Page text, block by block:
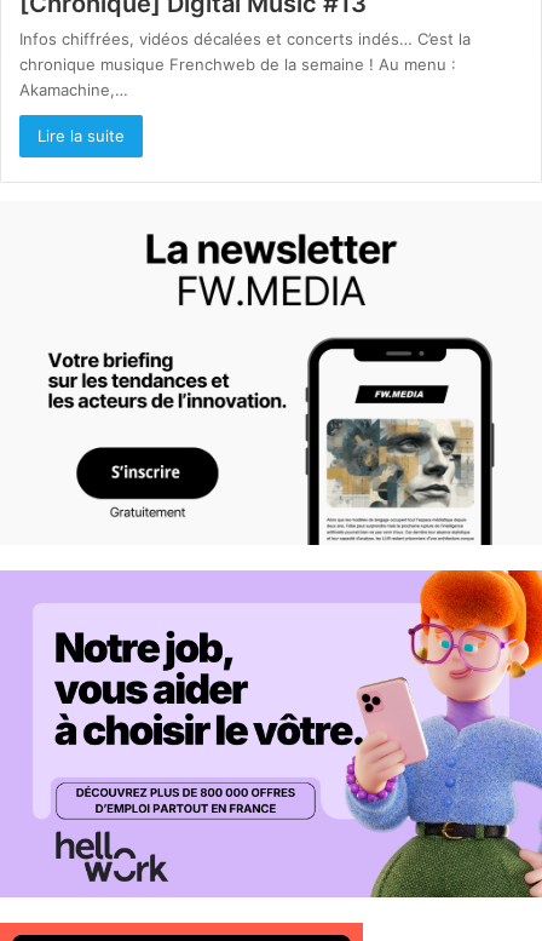
Infos chiffrées, vidéos décalées et concerts indés… C’est la
chronique musique Frenchweb de la semaine ! Au menu :
Akamachine,…
Lire la suite